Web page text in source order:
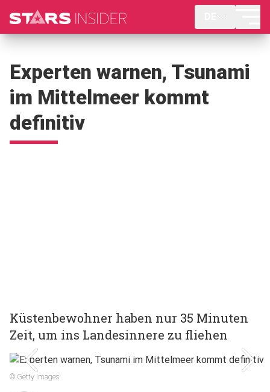
Experten warnen, Tsunami
im Mittelmeer kommt
definitiv
Küstenbewohner haben nur 35 Minuten
Zeit, um ins Landesinnere zu fliehen
© Getty Images